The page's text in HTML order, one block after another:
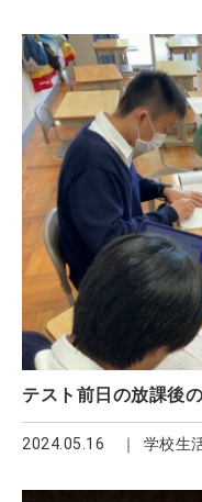
テスト前日の放課後
2024.05.16 学校生